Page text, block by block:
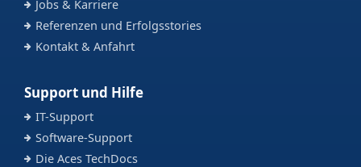
Jobs & Karriere
Referenzen und Erfolgsstories
Kontakt & Anfahrt
Support und Hilfe
IT-Support
Software-Support
Die Aces TechDocs